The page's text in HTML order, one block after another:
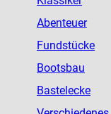
Abenteuer
Fundstücke
Bootsbau
Bastelecke